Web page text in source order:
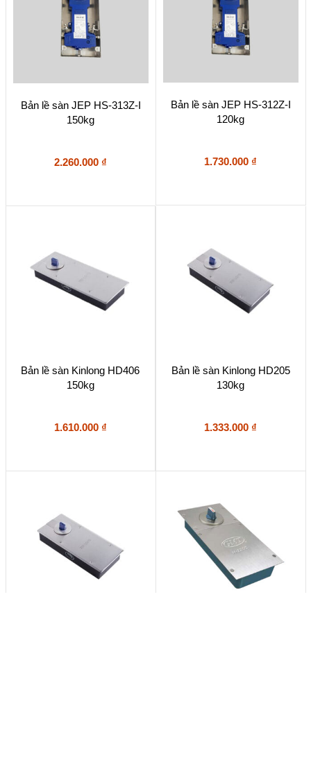
Bản lề sàn JEP HS-313Z-I
150kg
2.260.000 ₫
Bản lề sàn JEP HS-312Z-I
120kg
1.730.000 ₫
Bản lề sàn Kinlong HD406
150kg
1.610.000 ₫
Bản lề sàn Kinlong HD205
130kg
1.333.000 ₫